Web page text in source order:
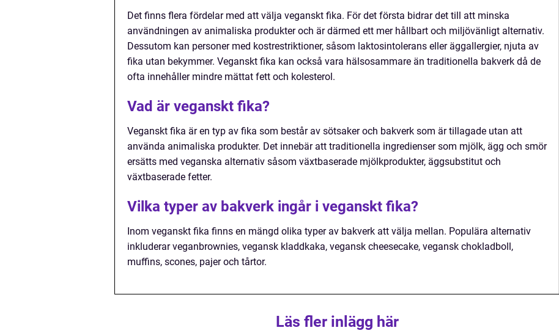
Det finns flera fördelar med att välja veganskt fika. För det första bidrar det till att minska
användningen av animaliska produkter och är därmed ett mer hållbart och miljövänligt alternativ.
Dessutom kan personer med kostrestriktioner, såsom laktosintolerans eller äggallergier, njuta av
fika utan bekymmer. Veganskt fika kan också vara hälsosammare än traditionella bakverk då de
ofta innehåller mindre mättat fett och kolesterol.
Vad är veganskt fika?
Veganskt fika är en typ av fika som består av sötsaker och bakverk som är tillagade utan att
använda animaliska produkter. Det innebär att traditionella ingredienser som mjölk, ägg och smör
ersätts med veganska alternativ såsom växtbaserade mjölkprodukter, äggsubstitut och
växtbaserade fetter.
Vilka typer av bakverk ingår i veganskt fika?
Inom veganskt fika finns en mängd olika typer av bakverk att välja mellan. Populära alternativ
inkluderar veganbrownies, vegansk kladdkaka, vegansk cheesecake, vegansk chokladboll,
muffins, scones, pajer och tårtor.
Läs fler inlägg här